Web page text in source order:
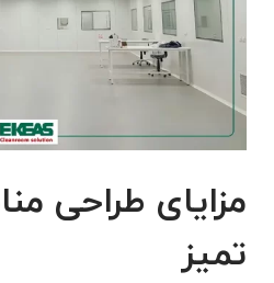
مزایای طراحی
تمیز